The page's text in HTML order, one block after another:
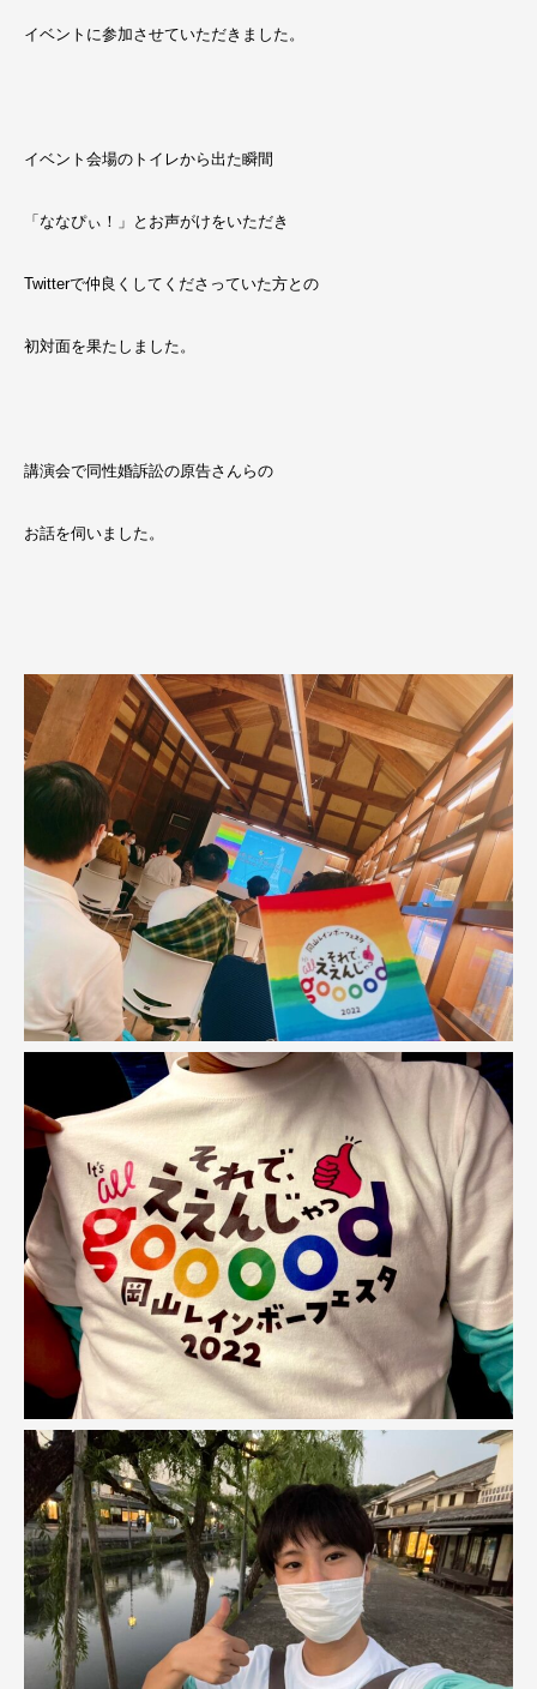
イベントに参加させていただきました。
イベント会場のトイレから出た瞬間
「ななぴぃ！」とお声がけをいただき
Twitterで仲良くしてくださっていた方との
初対面を果たしました。
講演会で同性婚訴訟の原告さんらの
お話を伺いました。